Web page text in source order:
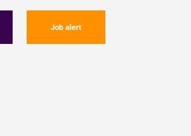
Job alert